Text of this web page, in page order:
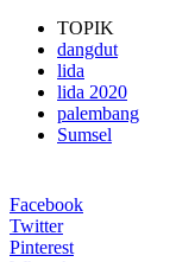
TOPIK
dangdut
lida
lida 2020
palembang
Sumsel
Facebook
Twitter
Pinterest